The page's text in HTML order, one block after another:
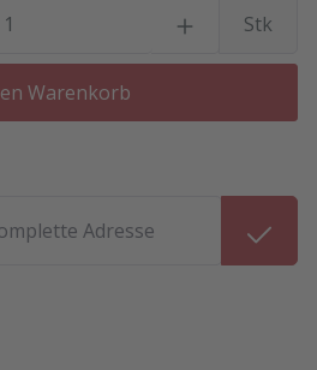
Stk
Warenkorb